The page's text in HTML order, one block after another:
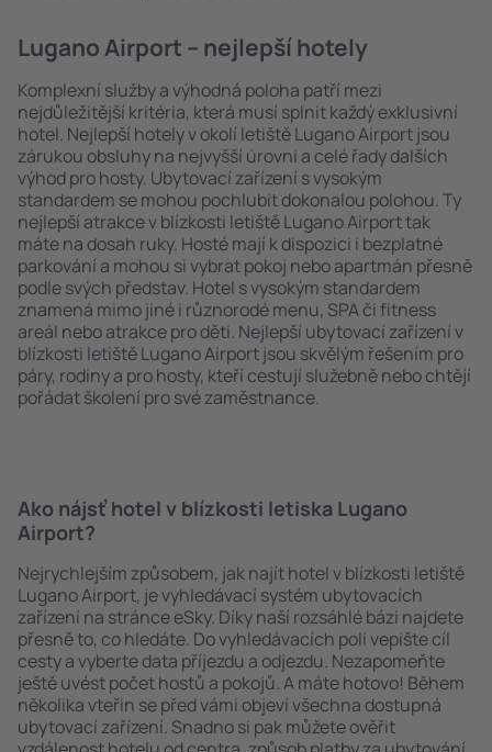
Lugano Airport – nejlepší hotely
Komplexní služby a výhodná poloha patří mezi
nejdůležitější kritéria, která musí splnit každý exklusivní
hotel. Nejlepší hotely v okolí letiště Lugano Airport jsou
zárukou obsluhy na nejvyšší úrovni a celé řady dalších
výhod pro hosty. Ubytovací zařízení s vysokým
standardem se mohou pochlubit dokonalou polohou. Ty
nejlepší atrakce v blízkosti letiště Lugano Airport tak
máte na dosah ruky. Hosté mají k dispozici i bezplatné
parkování a mohou si vybrat pokoj nebo apartmán přesně
podle svých představ. Hotel s vysokým standardem
znamená mimo jiné i různorodé menu, SPA či fitness
areál nebo atrakce pro děti. Nejlepší ubytovací zařízení v
blízkosti letiště Lugano Airport jsou skvělým řešením pro
páry, rodiny a pro hosty, kteří cestují služebně nebo chtějí
pořádat školení pro své zaměstnance.
Ako nájsť hotel v blízkosti letiska Lugano
Airport?
Nejrychlejším způsobem, jak najít hotel v blízkosti letiště
Lugano Airport, je vyhledávací systém ubytovacích
zařízení na stránce eSky. Díky naší rozsáhlé bázi najdete
přesně to, co hledáte. Do vyhledávacích polí vepište cíl
cesty a vyberte data příjezdu a odjezdu. Nezapomeňte
ještě uvést počet hostů a pokojů. A máte hotovo! Během
několika vteřin se před vámi objeví všechna dostupná
ubytovací zařízení. Snadno si pak můžete ověřit